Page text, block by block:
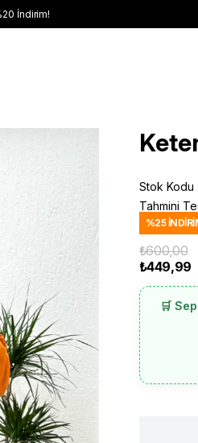
İndirim!
Stok Kodu
Tahmini
%25
₺600,00
₺449,99
🛒